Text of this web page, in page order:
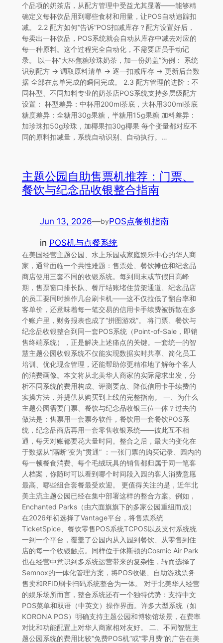
个品项的奶茶店，从配方管理中受益尤其显著——能够精
确定义每杯饮品用到哪些食材和用量，让POS自动追踪扣
减。 2.2 配方如何“告诉”POS扣减库存？配方设置好后，
每卖出一杯饮品，POS系统就会自动从库存中减去对应的
每一种原料。这个过程完全自动化，不需要店员手动记
录。 以一杯“大杯焦糖珍珠奶茶，加一份奶盖”为例： 系统
识别配方 → 调取原料清单 → 逐一扣减库存 → 更新后台数
据 全部在点单完成的瞬间完成。 2.3 配方管理的进阶：不
同杯型、不同加料专业的奶茶店POS系统支持多层级配方
设置： 杯型差异：中杯用200ml茶底，大杯用300ml茶底
糖度差异：全糖用30g果糖，半糖用15g果糖 加料差异：
加珍珠扣50g珍珠，加椰果扣30g椰果 每个变量都对应不
同的原料扣减量，系统自动识别、自动执行。…
主题公园自助售票机推荐：门票、
餐饮与纪念品收银整合指南
Jun 13, 2026—byPOS点餐机指南
in POS机与点餐系统
在美国经营主题公园、水上乐园或家庭娱乐中心的华人商
家，通常面临一个共性难题：售票处、餐饮摊位和纪念品
商店使用三套不同的收银系统。每到周末或节假日高峰
期，售票窗口排长队、餐厅结账堵住货架通道、纪念品店
的员工要同时操作几台刷卡机——这不仅拉低了翻台率和
客单价，还意味着每一笔交易的信用卡手续费被拆散在多
个账户里，财务报表也成了“拼图游戏”。 将门票、餐饮与
纪念品收银整合到同一套POS系统（Point-of-Sale，即销
售终端系统），正是解决上述痛点的关键。一套统一的智
慧主题公园收银系统不仅能实现数据实时共享、简化员工
培训、优化现金管理，还能帮助你更精准地了解每个客人
的消费画像。本文将从北美华人商家的实际需求出发，分
析不同系统的费用构成、评测要点、降低信用卡手续费的
实操方法，并提供从购买到上线的完整指南。 一、为什么
主题公园需要门票、餐饮与纪念品收银三位一体？过去的
做法是：售票用一套票务软件，餐饮用一套餐饮POS系
统，纪念品商店再用一套零售收银系统——彼此互不相
通，每天对账都要花大量时间。整合之后，最大的变化在
于数据从“隔断”变为“贯通” ：一张门票的购买记录、园内的
每一顿餐食消费、每个毛绒玩具的销售都归属于同一笔客
人档案，你随时可以看到哪个时间段入园的客人消费意愿
最高、哪些组合套餐最受欢迎。 更值得关注的是，近年北
美主流主题公园已经在集中部署这样的整合方案。例如，
Enchanted Parks（由六面旗旗下的多家公园重组而成）
在2026年初选择了Vantage平台，将售票系统
TicketSpice、餐饮零售POS系统TCPOS以及支付系统统
一到一个平台，覆盖了公园内从入园到餐饮、从零售到住
店的每一个收银触点。同样位于休斯顿的Cosmic Air Park
也在经营中意识到多系统运营带来的复杂性，转而选择了
Semnox的一体化管理方案，将POS收银、自助游戏票务
售卖和RFID刷卡扫码系统整合为一体。 对于北美华人经营
的娱乐场所而言，整合系统还有一个独特优势：支持中文
POS菜单和双语（中英文）操作界面。许多大型系统（如
KORONA POS）明确支持主题公园和博物馆场景，在费率
对比和功能配置上对华人商家相对友好。 二、不同智慧主
题公园系统的费用比较“免费POS机”或“零月费”的广告在美